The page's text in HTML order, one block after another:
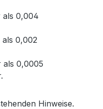
als 0,004
als 0,002
als 0,0005
Hinweise.